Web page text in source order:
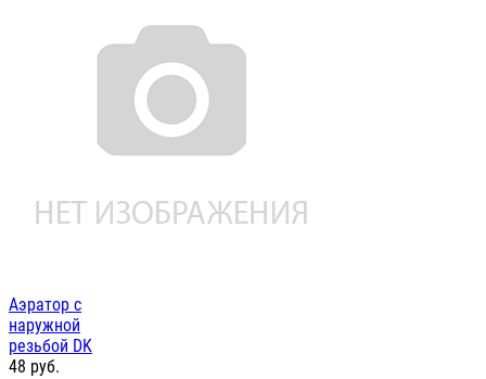
Аэратор с
наружной
резьбой DK
48 руб.